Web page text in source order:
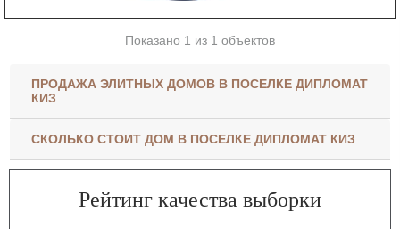
Показано 1 из 1 объектов
ПРОДАЖА ЭЛИТНЫХ ДОМОВ В ПОСЕЛКЕ ДИПЛОМАТ
КИЗ
СКОЛЬКО СТОИТ ДОМ В ПОСЕЛКЕ ДИПЛОМАТ КИЗ
Рейтинг качества выборки